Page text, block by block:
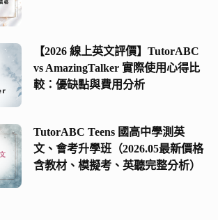
【2026 線上英文評價】TutorABC
vs AmazingTalker 實際使用心得比
較：優缺點與費用分析
TutorABC Teens 國高中學測英
文、會考升學班（2026.05最新價格
含教材、模擬考、英聽完整分析）